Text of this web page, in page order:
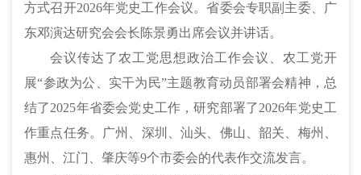
方式召开2026年党史工作会议。省委会专职副主委、广
东邓演达研究会会长陈景勇出席会议并讲话。
会议传达了农工党思想政治工作会议、农工党开
展“参政为公、实干为民”主题教育动员部署会精神，总
结了2025年省委会党史工作，研究部署了2026年党史工
作重点任务。广州、深圳、汕头、佛山、韶关、梅州、
惠州、江门、肇庆等9个市委会的代表作交流发言。